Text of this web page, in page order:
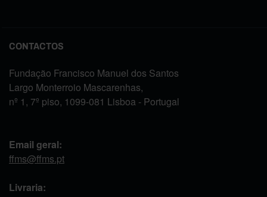
CONTACTOS
Fundação Francisco Manuel dos Santos
Largo Monterroio Mascarenhas,
nº 1, 7º piso, 1099-081 Lisboa - Portugal
Email geral:
ffms@ffms.pt
Livraria: